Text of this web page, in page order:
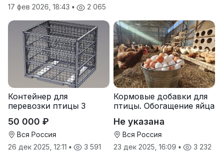
17 фев 2026, 18:43 • 2 065
Контейнер для
перевозки птицы 3
50 000 ₽
Вся Россия
26 дек 2025, 12:11 • 3 591
Кормовые добавки для
птицы. Обогащение яйца
йодом и селеном.
Не указана
Вся Россия
23 дек 2025, 16:09 • 3 232